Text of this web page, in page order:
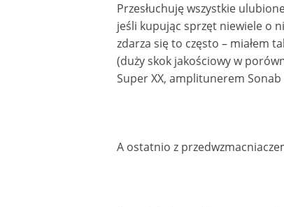
Przesłuchuję wszystkie
jeśli kupując sprzęt niewiele o
zdarza się to często – miałem
(duży skok jakościowy w
Super XX, amplitunerem Sonab
A ostatnio z